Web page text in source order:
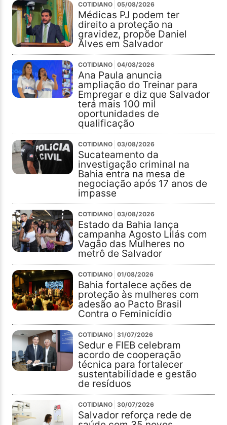
COTIDIANO 05/08/2026
Médicas PJ podem ter
direito a proteção na
gravidez, propõe Daniel
Alves em Salvador
COTIDIANO 04/08/2026
Ana Paula anuncia
ampliação do Treinar para
Empregar e diz que Salvador
terá mais 100 mil
oportunidades de
qualificação
COTIDIANO 03/08/2026
Sucateamento da
investigação criminal na
Bahia entra na mesa de
negociação após 17 anos de
impasse
COTIDIANO 03/08/2026
Estado da Bahia lança
campanha Agosto Lilás com
Vagão das Mulheres no
metrô de Salvador
COTIDIANO 01/08/2026
Bahia fortalece ações de
proteção às mulheres com
adesão ao Pacto Brasil
Contra o Feminicídio
COTIDIANO 31/07/2026
Sedur e FIEB celebram
acordo de cooperação
técnica para fortalecer
sustentabilidade e gestão
de resíduos
COTIDIANO 30/07/2026
Salvador reforça rede de